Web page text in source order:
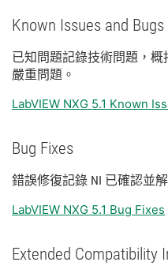
Known Issues and Bugs
已知問題記錄技術問題， 概
嚴重問題。
LabVIEW NXG 5.1 Known
Bug Fixes
錯誤修復記錄 NI 已確認並
LabVIEW NXG 5.1 Bug Fixes
Extended Compatibility